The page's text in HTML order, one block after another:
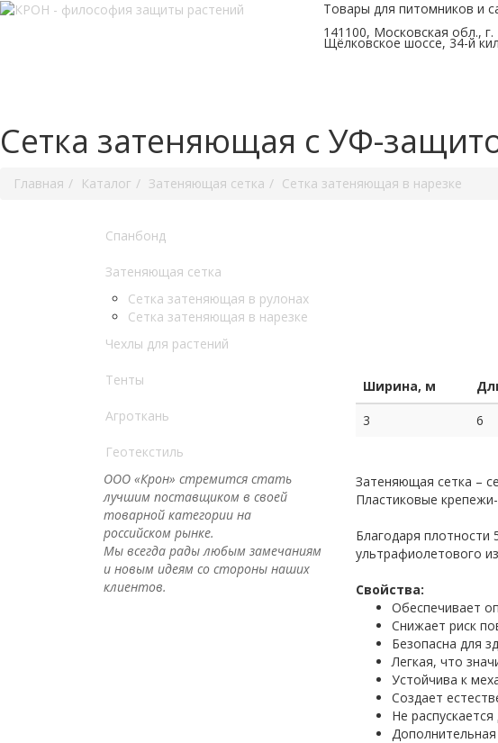
Товары для питомников и
141100, Московская обл.,
Щёлковское шоссе, 34-й
Сетка затеняющая с УФ-
Главная Каталог Затеняющая сетка Сетка затеняющая в нарезке
Спанбонд
Затеняющая сетка
Сетка затеняющая в рулонах
Сетка затеняющая в нарезке
Чехлы для растений
Тенты
Агроткань
Геотекстиль
ООО «Крон» стремится стать
лучшим поставщиком в своей
товарной категории на
российском рынке.
Мы всегда рады любым замечаниям
и новым идеям со стороны наших
клиентов.
Ширина, м
3
6
Затеняющая сетка –
Пластиковые
Благодаря плотности
ультрафиолетового
Свойства:
Обеспечивает
Снижает риск
Безопасна для
Легкая, что
Устойчива к
Создает
Не